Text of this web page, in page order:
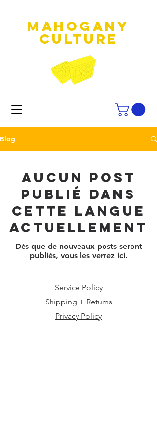
MAHOGANY
culture
Blog
Aucun post
publié dans
cette langue
actuellement
Dès que de nouveaux posts seront
publiés, vous les verrez ici.
Service Policy
Shipping + Returns
Privacy Policy